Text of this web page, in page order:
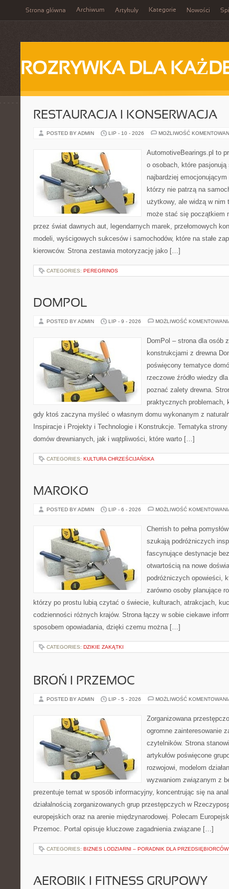
Strona główna Archiwum Artykuły Kategorie Nowości
ROZRYWKA DLA
RESTAURACJA I KONSERWACJA
POSTED BY ADMIN LIP - 10 - 2026 MOŻLIWOŚĆ
AutomotiveBearings.pl to
o osobach, które
najbardziej
którzy nie patrzą na
użytkowy, ale widzą w nim
może stać się początkiem
przez świat dawnych aut, legendarnych marek, przełomowych
modeli, wyścigowych sukcesów i samochodów, które na stałe
kierowców. Strona zestawia motoryzację jako […]
CATEGORIES: PEREGRINOS
DOMPOL
POSTED BY ADMIN LIP - 9 - 2026 MOŻLIWOŚĆ
DomPol – strona dla osób
konstrukcjami z drewna
poświęcony tematyce
rzeczowe źródło wiedzy
poznać zalety drewna.
praktycznych problemach,
gdy ktoś zaczyna myśleć o własnym domu wykonanym z
Inspiracje i Projekty i Technologie i Konstrukcje. Tematyka
domów drewnianych, jak i wątpliwości, które warto […]
CATEGORIES: KULTURA CHRZEŚCIJAŃSKA
MAROKO
POSTED BY ADMIN LIP - 6 - 2026 MOŻLIWOŚĆ
Cherrish to pełna
szukają podróżniczych
fascynujące destynacje
otwartością na nowe
podróżniczych opowieści,
zarówno osoby planujące
którzy po prostu lubią czytać o świecie, kulturach, atrakcjach,
codzienności różnych krajów. Strona łączy w sobie ciekawe
sposobem opowiadania, dzięki czemu można […]
CATEGORIES: DZIKIE ZAKĄTKI
BROŃ I PRZEMOC
POSTED BY ADMIN LIP - 5 - 2026 MOŻLIWOŚĆ
Zorganizowana
ogromne zainteresowanie
czytelników. Strona
artykułów poświęcone
rozwojowi, modelom
wyzwaniom związanym z
prezentuje temat w sposób informacyjny, koncentrując się na
działalnością zorganizowanych grup przestępczych w
europejskich oraz na arenie międzynarodowej. Polecam
Przemoc. Portal opisuje kluczowe zagadnienia związane […]
CATEGORIES: BIZNES LODZIARNI – PORADNIK DLA PRZEDSIĘBIORCÓW
AEROBIK I FITNESS GRUPOWY